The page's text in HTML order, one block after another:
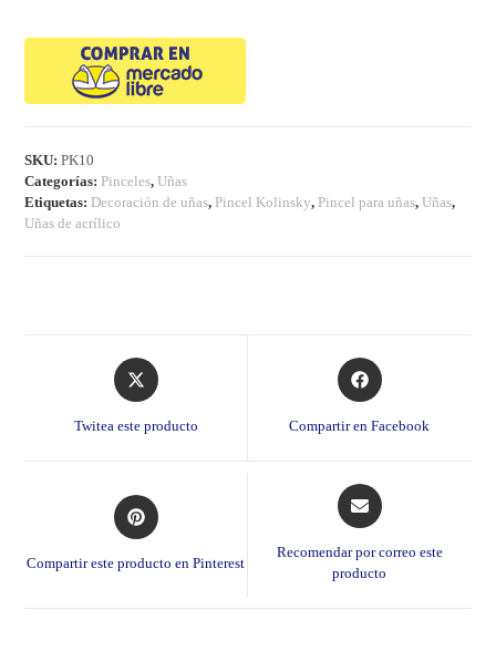
SKU:PK10
Categorías: Pinceles,Uñas
Etiquetas: Decoración de uñas, Pincel Kolinsky, Pincel para uñas,Uñas,
Uñas de acrílico
Opens
in
Twitea este producto
Opens
in
Compartir en Facebook
Opens
in
new
Compartir este producto en Pinterest
Opens
in
new
Recomendar por correo este
producto